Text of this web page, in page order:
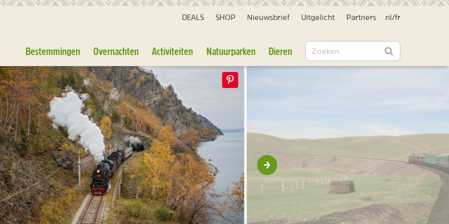
DEALS SHOP Nieuwsbrief Uitgelicht Partners nl /fr
Bestemmingen Overnachten Activiteiten Natuurparken Dieren Zoeken
Zoeken
Volgende